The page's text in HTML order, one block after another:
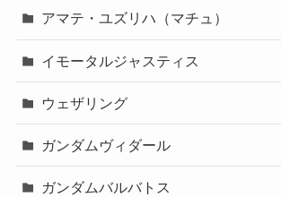
アマテ・ユズリハ（マチュ）
イモータルジャスティス
ウェザリング
ガンダムヴィダール
ガンダムバルバトス